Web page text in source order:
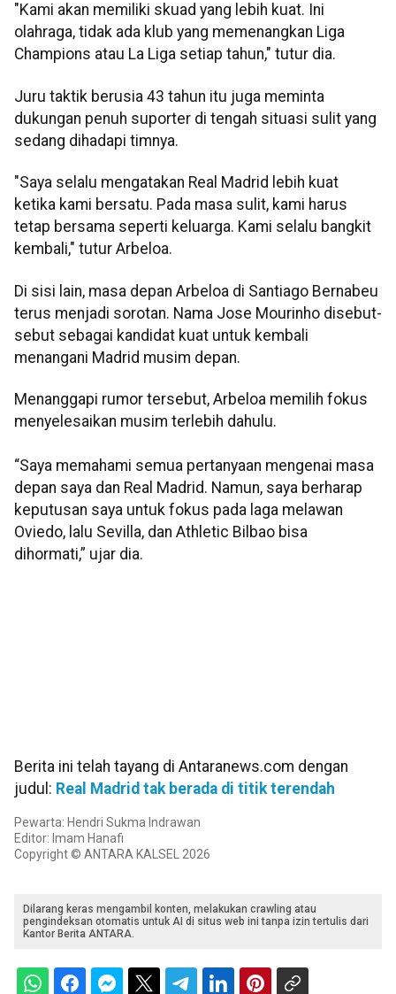
"Kami akan memiliki skuad yang lebih kuat. Ini
olahraga, tidak ada klub yang memenangkan Liga
Champions atau La Liga setiap tahun," tutur dia.
Juru taktik berusia 43 tahun itu juga meminta
dukungan penuh suporter di tengah situasi sulit yang
sedang dihadapi timnya.
"Saya selalu mengatakan Real Madrid lebih kuat
ketika kami bersatu. Pada masa sulit, kami harus
tetap bersama seperti keluarga. Kami selalu bangkit
kembali," tutur Arbeloa.
Di sisi lain, masa depan Arbeloa di Santiago Bernabeu
terus menjadi sorotan. Nama Jose Mourinho disebut-
sebut sebagai kandidat kuat untuk kembali
menangani Madrid musim depan.
Menanggapi rumor tersebut, Arbeloa memilih fokus
menyelesaikan musim terlebih dahulu.
“Saya memahami semua pertanyaan mengenai masa
depan saya dan Real Madrid. Namun, saya berharap
keputusan saya untuk fokus pada laga melawan
Oviedo, lalu Sevilla, dan Athletic Bilbao bisa
dihormati,” ujar dia.
Berita ini telah tayang di Antaranews.com dengan
judul: Real Madrid tak berada di titik terendah
Pewarta: Hendri Sukma Indrawan
Editor: Imam Hanafi
Copyright © ANTARA KALSEL 2026
Dilarang keras mengambil konten, melakukan crawling atau
pengindeksan otomatis untuk AI di situs web ini tanpa izin tertulis dari
Kantor Berita ANTARA.